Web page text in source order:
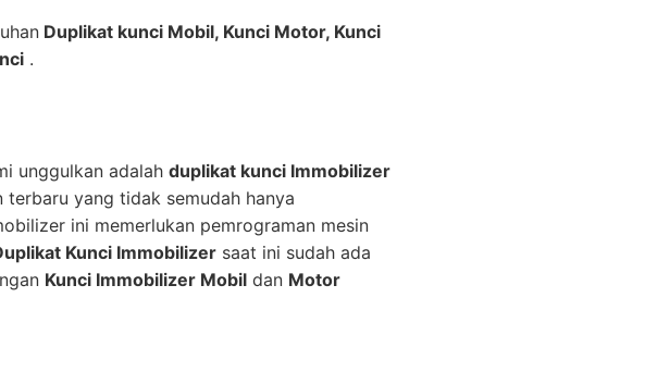
Duplikat kunci Mobil, Kunci Motor, Kunci
.
unggulkan adalah duplikat kunci Immobilizer
yang tidak semudah hanya
ini memerlukan pemrograman mesin
Kunci Immobilizer saat ini sudah ada
Kunci Immobilizer Mobil dan Motor